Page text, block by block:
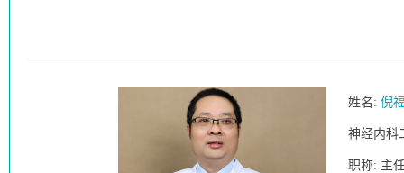
姓名: 倪
神经内科
职称: 主